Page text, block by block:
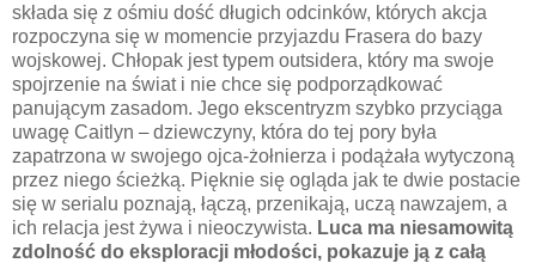
składa się z ośmiu dość długich odcinków, których akcja
rozpoczyna się w momencie przyjazdu Frasera do bazy
wojskowej. Chłopak jest typem outsidera, który ma swoje
spojrzenie na świat i nie chce się podporządkować
panującym zasadom. Jego ekscentryzm szybko przyciąga
uwagę Caitlyn –dziewczyny, która do tej pory była
zapatrzona w swojego ojca-żołnierza i podążała wytyczoną
przez niego ścieżką. Pięknie się ogląda jak te dwie postacie
się w serialu poznają, łączą, przenikają, uczą nawzajem, a
ich relacja jest żywa i nieoczywista. Luca ma niesamowitą
zdolność do eksploracji młodości, pokazuje ją z całą